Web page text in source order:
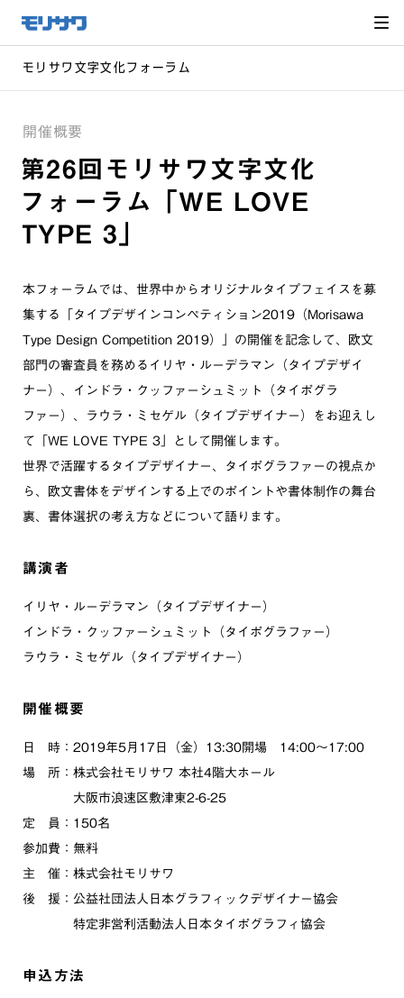
メ
ニュー
飛ばし
へ移動
モリサワ文字文化フォーラム
開催概要
第26回モリサワ文字文化
フォーラム「WE LOVE
TYPE 3」
本フォーラムでは、世界中からオリジナルタイプフェイスを募
集する「タイプデザインコンペティション2019（Morisawa
Type Design Competition 2019）」の開催を記念して、欧文
部門の審査員を務めるイリヤ・ルーデラマン（タイプデザイ
ナー）、インドラ・クッファーシュミット（タイポグラ
ファー）、ラウラ・ミセゲル（タイプデザイナー）をお迎えし
て「WE LOVE TYPE 3」として開催します。
世界で活躍するタイプデザイナー、タイポグラファーの視点か
ら、欧文書体をデザインする上でのポイントや書体制作の舞台
裏、書体選択の考え方などについて語ります。
講演者
イリヤ・ルーデラマン（タイプデザイナー）
インドラ・クッファーシュミット（タイポグラファー）
ラウラ・ミセゲル（タイプデザイナー）
開催概要
日 時：2019年5月17日（金）13:30開場 14:00～17:00
場 所：株式会社モリサワ 本社4階大ホール
大阪市浪速区敷津東2-6-25
定 員：150名
参加費：無料
主 催：株式会社モリサワ
後 援：公益社団法人日本グラフィックデザイナー協会
特定非営利活動法人日本タイポグラフィ協会
申込方法